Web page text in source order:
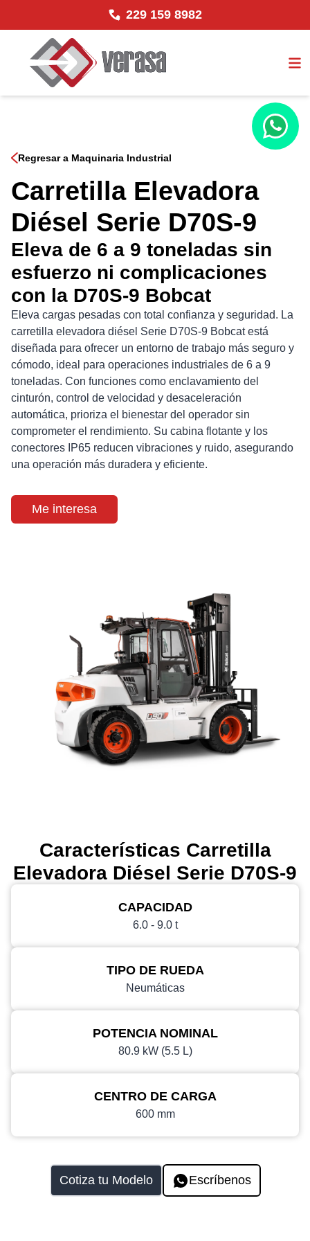
229 159 8982
Regresar a Maquinaria Industrial
Carretilla Elevadora
Diésel Serie D70S-9
Eleva de 6 a 9 toneladas sin
esfuerzo ni complicaciones
con la D70S-9 Bobcat
Eleva cargas pesadas con total confianza y seguridad. La
carretilla elevadora diésel Serie D70S-9 Bobcat está
diseñada para ofrecer un entorno de trabajo más seguro y
cómodo, ideal para operaciones industriales de 6 a 9
toneladas. Con funciones como enclavamiento del
cinturón, control de velocidad y desaceleración
automática, prioriza el bienestar del operador sin
comprometer el rendimiento. Su cabina flotante y los
conectores IP65 reducen vibraciones y ruido, asegurando
una operación más duradera y eficiente.
Me interesa
Características Carretilla
Elevadora Diésel Serie D70S-9
CAPACIDAD
6.0 - 9.0 t
TIPO DE RUEDA
Neumáticas
POTENCIA NOMINAL
80.9 kW (5.5 L)
CENTRO DE CARGA
600 mm
Cotiza tu Modelo Escríbenos